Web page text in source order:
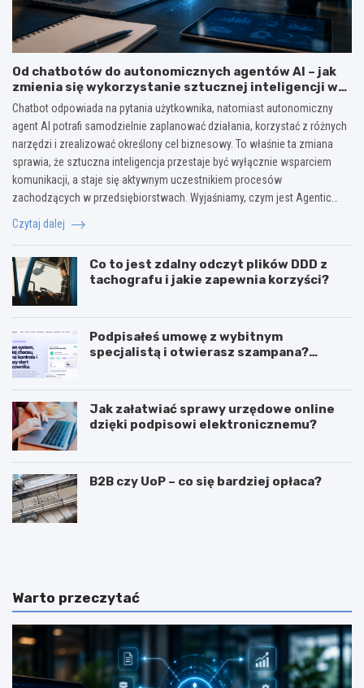
Od chatbotów do autonomicznych agentów AI – jak
zmienia się wykorzystanie sztucznej inteligencji w
biznesie?
Chatbot odpowiada na pytania użytkownika, natomiast autonomiczny
agent AI potrafi samodzielnie zaplanować działania, korzystać z różnych
narzędzi i zrealizować określony cel biznesowy. To właśnie ta zmiana
sprawia, że sztuczna inteligencja przestaje być wyłącznie wsparciem
komunikacji, a staje się aktywnym uczestnikiem procesów
zachodzących w przedsiębiorstwach. Wyjaśniamy, czym jest Agentic…
Czytaj dalej
Co to jest zdalny odczyt plików DDD z
tachografu i jakie zapewnia korzyści?
Podpisałeś umowę z wybitnym
specjalistą i otwierasz szampana?
Jak załatwiać sprawy urzędowe online
dzięki podpisowi elektronicznemu?
B2B czy UoP – co się bardziej opłaca?
J
g
ę
z
a
a
J
c
e
c
h
p
Warto przeczytać